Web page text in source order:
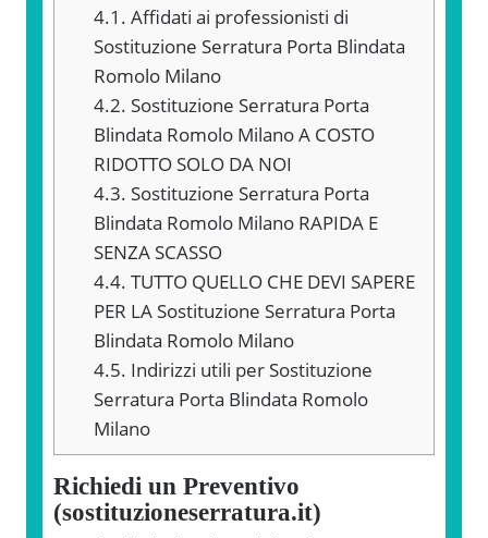
4.1. Affidati ai professionisti di
Sostituzione Serratura Porta Blindata
Romolo Milano
4.2. Sostituzione Serratura Porta
Blindata Romolo Milano A COSTO
RIDOTTO SOLO DA NOI
4.3. Sostituzione Serratura Porta
Blindata Romolo Milano RAPIDA E
SENZA SCASSO
4.4. TUTTO QUELLO CHE DEVI SAPERE
PER LA Sostituzione Serratura Porta
Blindata Romolo Milano
4.5. Indirizzi utili per Sostituzione
Serratura Porta Blindata Romolo
Milano
Richiedi un Preventivo
(sostituzioneserratura.it)